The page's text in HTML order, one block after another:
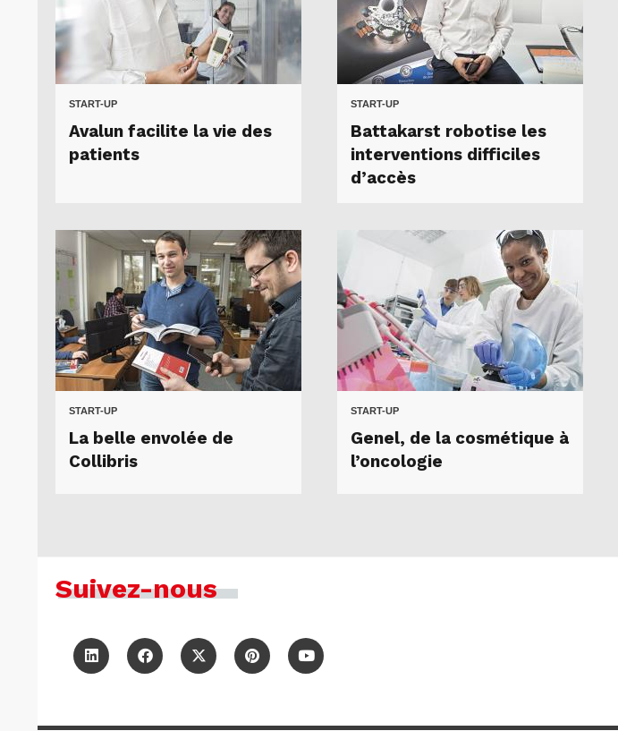
START-UP
Avalun facilite la vie des
patients
START-UP
Battakarst robotise les
interventions difficiles
d’accès
START-UP
La belle envolée de
Collibris
START-UP
Genel, de la cosmétique à
l’oncologie
Suivez-nous